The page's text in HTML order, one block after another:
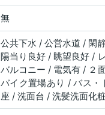
無
公共下水 / 公営水道 / 閑
陽当り良好 / 眺望良好 /
バルコニー / 電気有 / ２
バイク置場あり / バス・
座 / 洗面台 / 洗髪洗面化